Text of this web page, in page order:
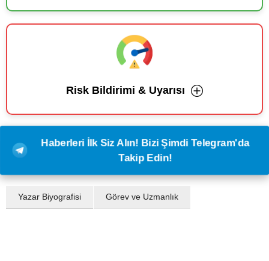
Risk Bildirimi & Uyarısı
Haberleri İlk Siz Alın! Bizi Şimdi Telegram'da
Takip Edin!
Yazar Biyografisi Görev ve Uzmanlık